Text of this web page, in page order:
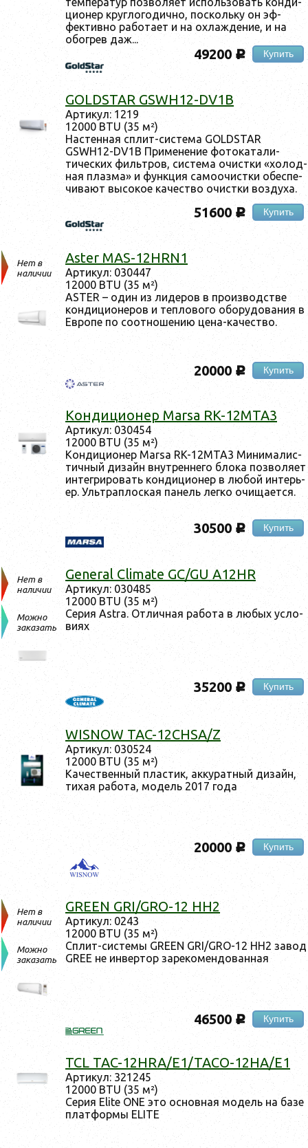
ци­онер круг­ло­годич­но, пос­коль­ку он эф­
фектив­но ра­бота­ет и на ох­лажде­ние, и на
обог­рев даж...
49200 c Купить
GOLDSTAR GSWH12-DV1B
Ар­ти­кул: 1219
12000 BTU (35 м²)
Нас­тенная сплит-сис­те­ма GOLDSTAR
GSWH12-DV1B При­мене­ние фо­тока­тали­
тичес­ких филь­тров, сис­те­ма очис­тки «хо­лод­
ная плаз­ма» и фун­кция са­мо­очис­тки обес­пе­
чива­ют вы­сокое ка­чес­тво очис­тки воз­ду­ха.
51600 c Купить
Нет в
наличии
Aster MAS-12HRN1
Ар­ти­кул: 030447
12000 BTU (35 м²)
ASTER – один из ли­деров в про­из­водс­тве
кон­ди­ци­оне­ров и теп­ло­вого обо­рудо­вания в
Ев­ро­пе по со­от­но­шению це­на-ка­чес­тво.
20000 c Купить
Кон­ди­ци­онер Marsa RK-12MTA3
Ар­ти­кул: 030454
12000 BTU (35 м²)
Кон­ди­ци­онер Marsa RK-12MTA3 Ми­нима­лис­
тичный ди­зайн внут­ренне­го бло­ка поз­во­ля­ет
ин­тегри­ровать кон­ди­ци­онер в лю­бой ин­терь­
ер. Уль­трап­лоская па­нель лег­ко очи­ща­ет­ся.
30500 c Купить
Нет в
наличии
Можно
заказать
General Climate GC/GU A12HR
Ар­ти­кул: 030485
12000 BTU (35 м²)
Се­рия Astra. От­личная ра­бота в лю­бых ус­ло­
ви­ях
35200 c Купить
WISNOW TAC-12CHSA/Z
Ар­ти­кул: 030524
12000 BTU (35 м²)
Ка­чес­твен­ный плас­тик, ак­ку­рат­ный ди­зайн,
ти­хая ра­бота, мо­дель 2017 го­да
20000 c Купить
Нет в
наличии
Можно
заказать
GREEN GRI/GRO-12 HH2
Ар­ти­кул: 0243
12000 BTU (35 м²)
Сплит-сис­те­мы GREEN GRI/GRO-12 HH2 за­вод
GREE не ин­вертор за­реко­мен­до­ван­ная
46500 c Купить
TCL TAC-12HRA/E1/TACO-12HA/E1
Ар­ти­кул: 321245
12000 BTU (35 м²)
Се­рия Elite ONE это ос­новная мо­дель на ба­зе
плат­формы ELITE